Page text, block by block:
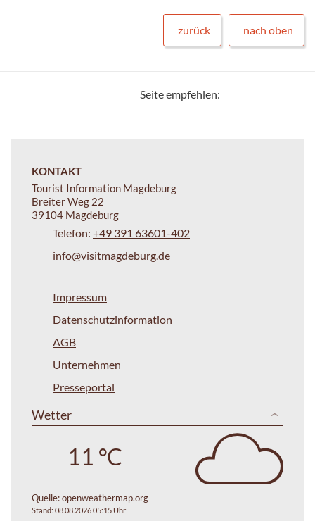
zurück nach oben
Seite empfehlen:
KONTAKT
Tourist Information Magdeburg
Breiter Weg 22
39104 Magdeburg
Telefon: +49 391 63601-402
info@visitmagdeburg.de
Impressum
Datenschutzinformation
AGB
Unternehmen
Presseportal
Wetter
11 °C
Quelle:openweathermap.org
Stand: 08.08.2026 05:15 Uhr